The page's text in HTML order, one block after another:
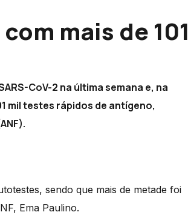
mais de 101
CoV-2 na última semana e, na
mil testes rápidos de antígeno,
sendo que mais de metade foi
Ema Paulino.